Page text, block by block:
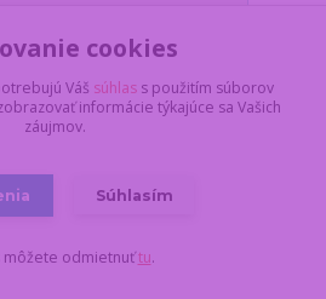
Golfistov – Golfová loptička a
uhradené do
Skladom 5 ks
cookies
Váš súhlas s použitím súborov
informácie týkajúce sa Vašich
záujmov.
Súhlasím
môžete odmietnuťtu.